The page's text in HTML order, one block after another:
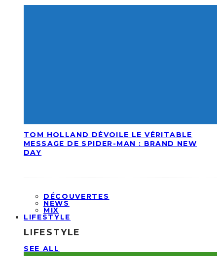
TOM HOLLAND DÉVOILE LE VÉRITABLE
MESSAGE DE SPIDER-MAN : BRAND NEW
DAY
DÉCOUVERTES
NEWS
MIX
LIFESTYLE
LIFESTYLE
SEE ALL